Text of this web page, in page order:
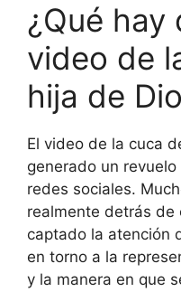
¿Qué hay
video de
hija de
El video de la cuca
generado un
redes sociales.
realmente detrás de
captado la atención
en torno a la
y la manera en que